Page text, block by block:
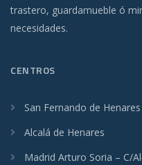
trastero, guardamueble ó
necesidades.
CENTROS
San Fernando de Henares
Alcalá de Henares
Madrid Arturo Soria – C/